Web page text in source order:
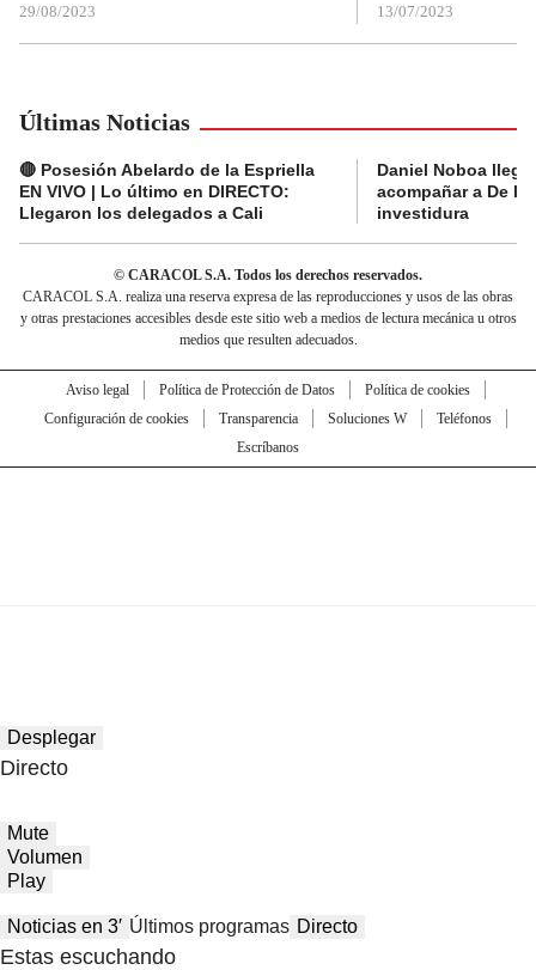
29/08/2023 13/07/2023
Últimas Noticias
🔴 Posesión Abelardo de la Espriella
EN VIVO | Lo último en DIRECTO:
Llegaron los delegados a Cali
Daniel Noboa llega
acompañar a De la
investidura
© CARACOL S.A. Todos los derechos reservados.
CARACOL S.A. realiza una reserva expresa de las reproducciones y usos de las obras
y otras prestaciones accesibles desde este sitio web a medios de lectura mecánica u otros
medios que resulten adecuados.
Aviso legal Política de Protección de Datos
Política de cookies
Configuración de cookies
Transparencia Soluciones W
Teléfonos
Escríbanos
Desplegar
Directo
Mute
Volumen
Play
Noticias en 3′ Últimos programas Directo
Estas escuchando